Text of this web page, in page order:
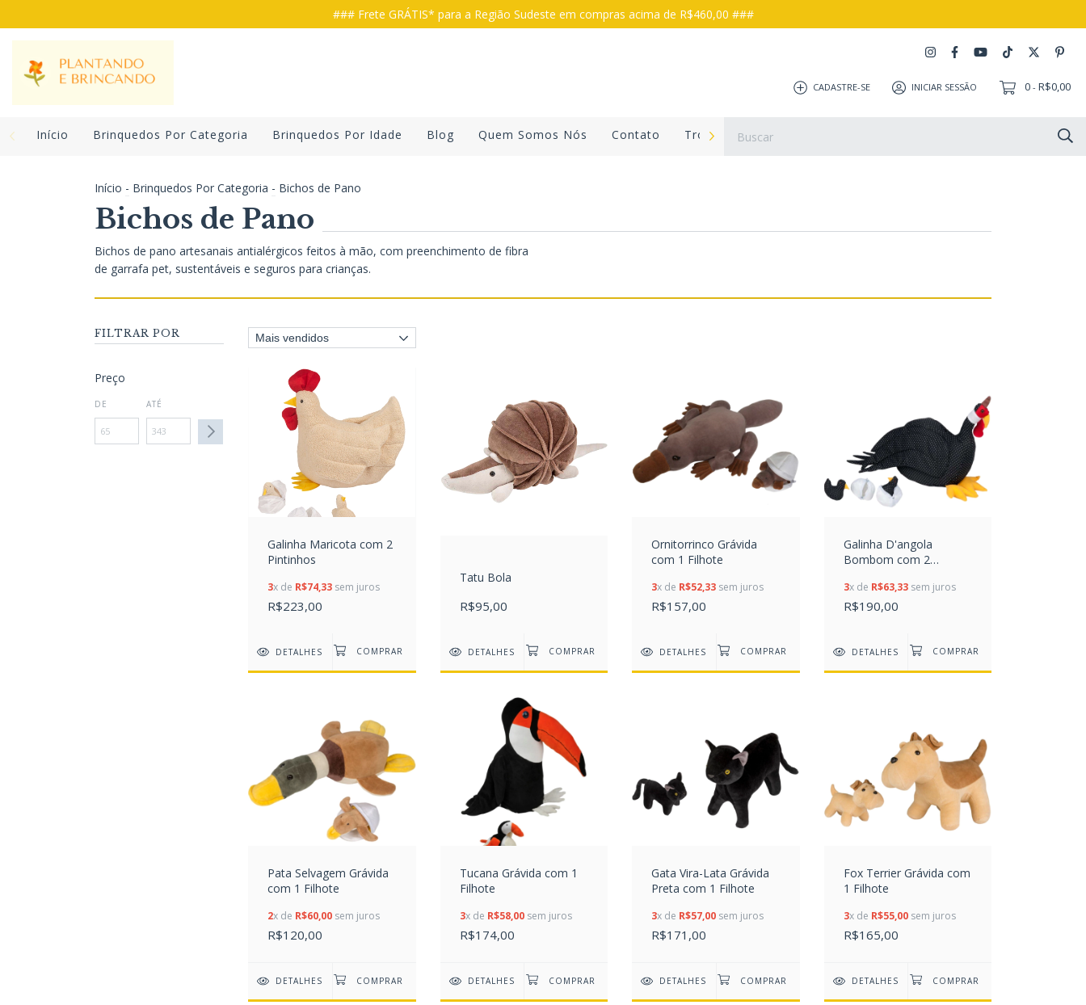
### Frete GRÁTIS* para a Região Sudeste em compras acima de R$460,00 ###
CADASTRE-SE INICIAR SESSÃO 0 - R$0,00
Início Brinquedos Por Categoria Brinquedos Por Idade Blog Quem Somos Nós Contato Trocas e Devoluções
Início - Brinquedos Por Categoria - Bichos de Pano
Bichos de Pano
Bichos de pano artesanais antialérgicos feitos à mão, com preenchimento de fibra
de garrafa pet, sustentáveis e seguros para crianças.
FILTRAR POR
Preço
DE ATÉ
Galinha Maricota com 2
Pintinhos
3x de R$74,33 sem juros
R$223,00
DETALHES
Tatu Bola
R$95,00
DETALHES
Ornitorrinco Grávida
com 1 Filhote
3x de R$52,33 sem juros
R$157,00
DETALHES
Galinha D'angola
Bombom com 2
3x de R$63,33sem juros
R$190,00
DETALHES
Pata Selvagem Grávida
com 1 Filhote
2x de R$60,00 sem juros
R$120,00
DETALHES
Tucana Grávida com 1
Filhote
3x de R$58,00sem juros
R$174,00
DETALHES
Gata Vira-Lata Grávida
Preta com 1 Filhote
3x de R$57,00 sem juros
R$171,00
DETALHES
Fox Terrier Grávida com
1 Filhote
3x de R$55,00sem juros
R$165,00
DETALHES